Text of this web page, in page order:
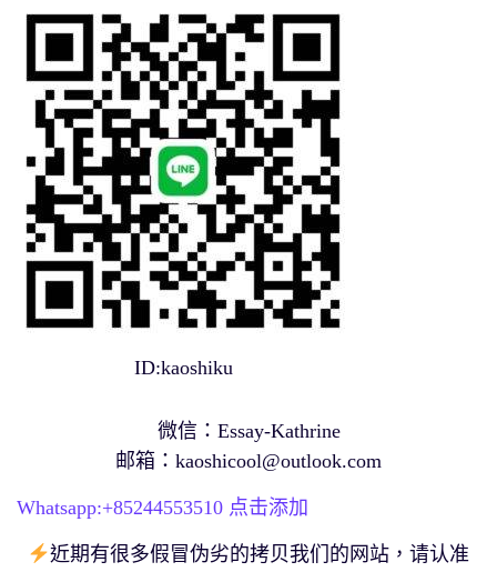
ID:kaoshiku
微信：Essay-Kathrine
邮箱： kaoshicool@outlook.com
Whatsapp:+85244553510 点击添加
近期有很多假冒伪劣的拷贝我们的网站，请认准